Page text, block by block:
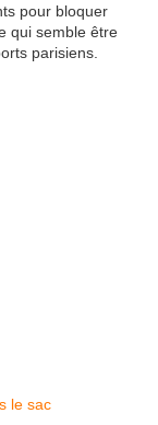
pour bloquer
qui semble être
parisiens.